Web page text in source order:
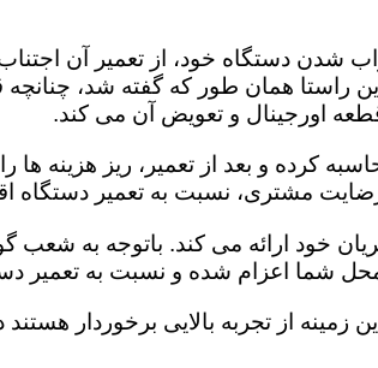
شدن دستگاه خود، از تعمیر آن
راستا همان طور که گفته شد،
قطعه اورجینال و تعویض آن می کند.
و بعد از تعمیر، ریز هزینه ها را
رضایت مشتری، نسبت به تعمیر دستگاه
خود ارائه می کند. باتوجه به شعب
شما اعزام شده و نسبت به تعمیر
از تجربه بالایی برخوردار